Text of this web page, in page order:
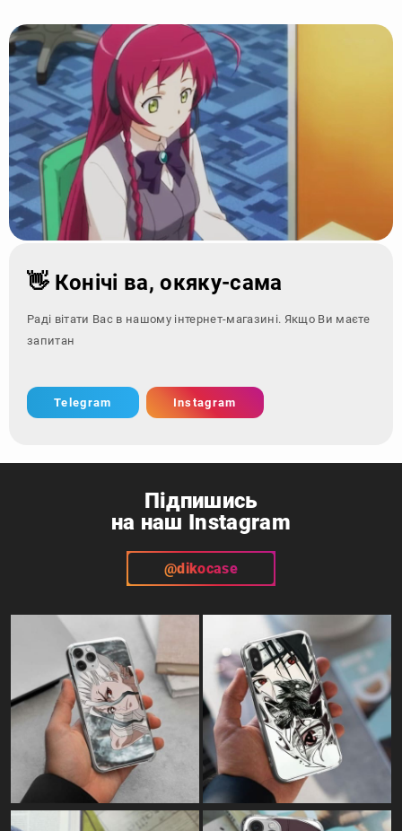
👋 Конічі ва, окяку-сама
Раді вітати Вас в нашому інтернет-магазині. Якщо Ви маєте
запитання - зверні
Telegram Instagram
Підпишись
на наш Instagram
@dikocase